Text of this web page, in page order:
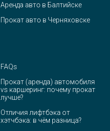
Аренда авто в Балтийске
Прокат авто в Черняховске
FAQs
Прокат (аренда) автомобиля
vs каршеринг: почему прокат
лучше?
Отличия лифтбэка от
хэтчбэка: в чём разница?